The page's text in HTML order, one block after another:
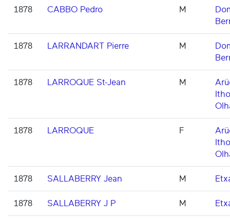
1878 CABBO Pedro M
1878 LARRANDART Pierre M
1878 LARROQUE St-Jean M
1878 LARROQUE F
1878 SALLABERRY Jean M
1878 SALLABERRY J P M